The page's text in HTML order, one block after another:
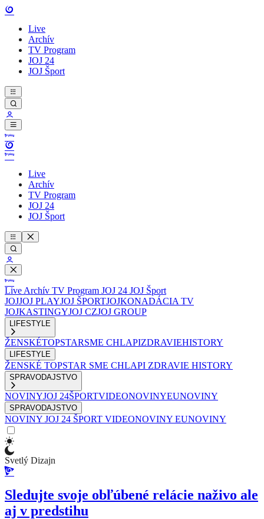
Live
Archív
TV Program
JOJ 24
JOJ Šport
Live
Archív
TV Program
JOJ 24
JOJ Šport
Live Archív TV Program JOJ 24 JOJ Šport
JOJJOJ PLAYJOJ ŠPORTJOJKONADÁCIA TV
JOJKASTINGYJOJ CZJOJ GROUP
LIFESTYLE
ŽENSKÉTOPSTARSME CHLAPIZDRAVIEHISTORY
LIFESTYLE
ŽENSKÉ TOPSTAR SME CHLAPI ZDRAVIE HISTORY
SPRAVODAJSTVO
NOVINYJOJ 24ŠPORTVIDEONOVINYEUNOVINY
SPRAVODAJSTVO
NOVINY JOJ 24 ŠPORT VIDEONOVINY EUNOVINY
Svetlý Dizajn
Sledujte svoje obľúbené relácie naživo ale
aj v predstihu